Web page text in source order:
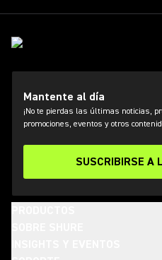
Mantente al día
¡No te pierdas las últimas noticias,
promociones, eventos y otros
SUSCRIBIRSE A